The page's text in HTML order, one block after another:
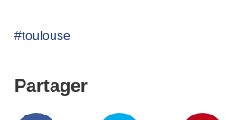
#toulouse
Partager